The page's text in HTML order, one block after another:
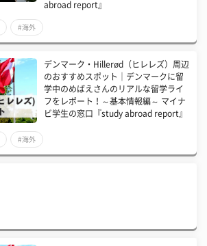
abroad report』
#海外
デンマーク・Hillerød（ヒレレズ）周辺
のおすすめスポット｜デンマークに留
学中のめばえさんのリアルな留学ライ
フをレポート！～基本情報編～ マイナ
ビ学生の窓口『study abroad report』
#海外